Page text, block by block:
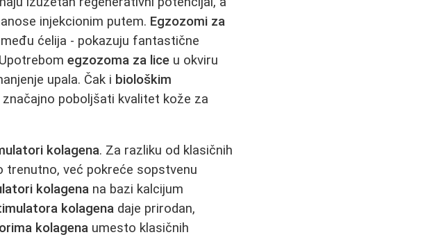
injekcionim putem. Egzozomi za
ćelija - pokazuju fantastične
egzozoma za lice u okviru
upala. Čak i biološkim
poboljšati kvalitet kože za
kolagena. Za razliku od klasičnih
trenutno, već pokreće sopstvenu
kolagena na bazi kalcijum
kolagena daje prirodan,
kolagena umesto klasičnih